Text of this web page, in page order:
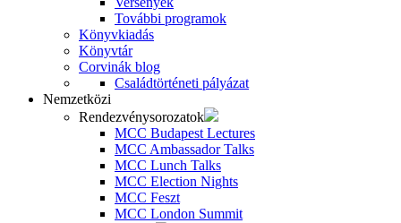
További programok
Könyvkiadás
Könyvtár
Corvinák blog
Családtörténeti pályázat
Nemzetközi
Rendezvénysorozatok
MCC Budapest Lectures
MCC Ambassador Talks
MCC Lunch Talks
MCC Election Nights
MCC Feszt
MCC London Summit